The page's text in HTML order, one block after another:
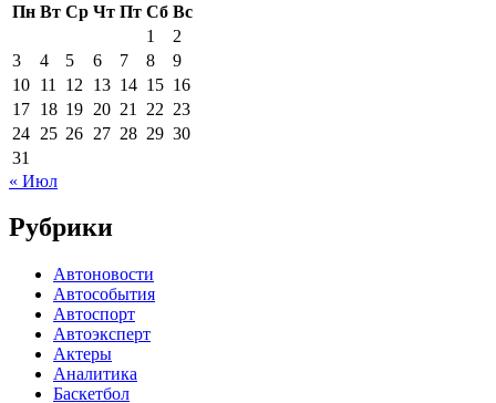
Пн Вт Ср Чт Пт Сб Вс
1
2
3
4 5 6 7 8
9
10 11 12 13 14 15 16
17 18 19 20 21 22 23
24 25 26 27 28 29 30
31
« Июл
Рубрики
Автоновости
Автособытия
Автоспорт
Автоэксперт
Актеры
Аналитика
Баскетбол